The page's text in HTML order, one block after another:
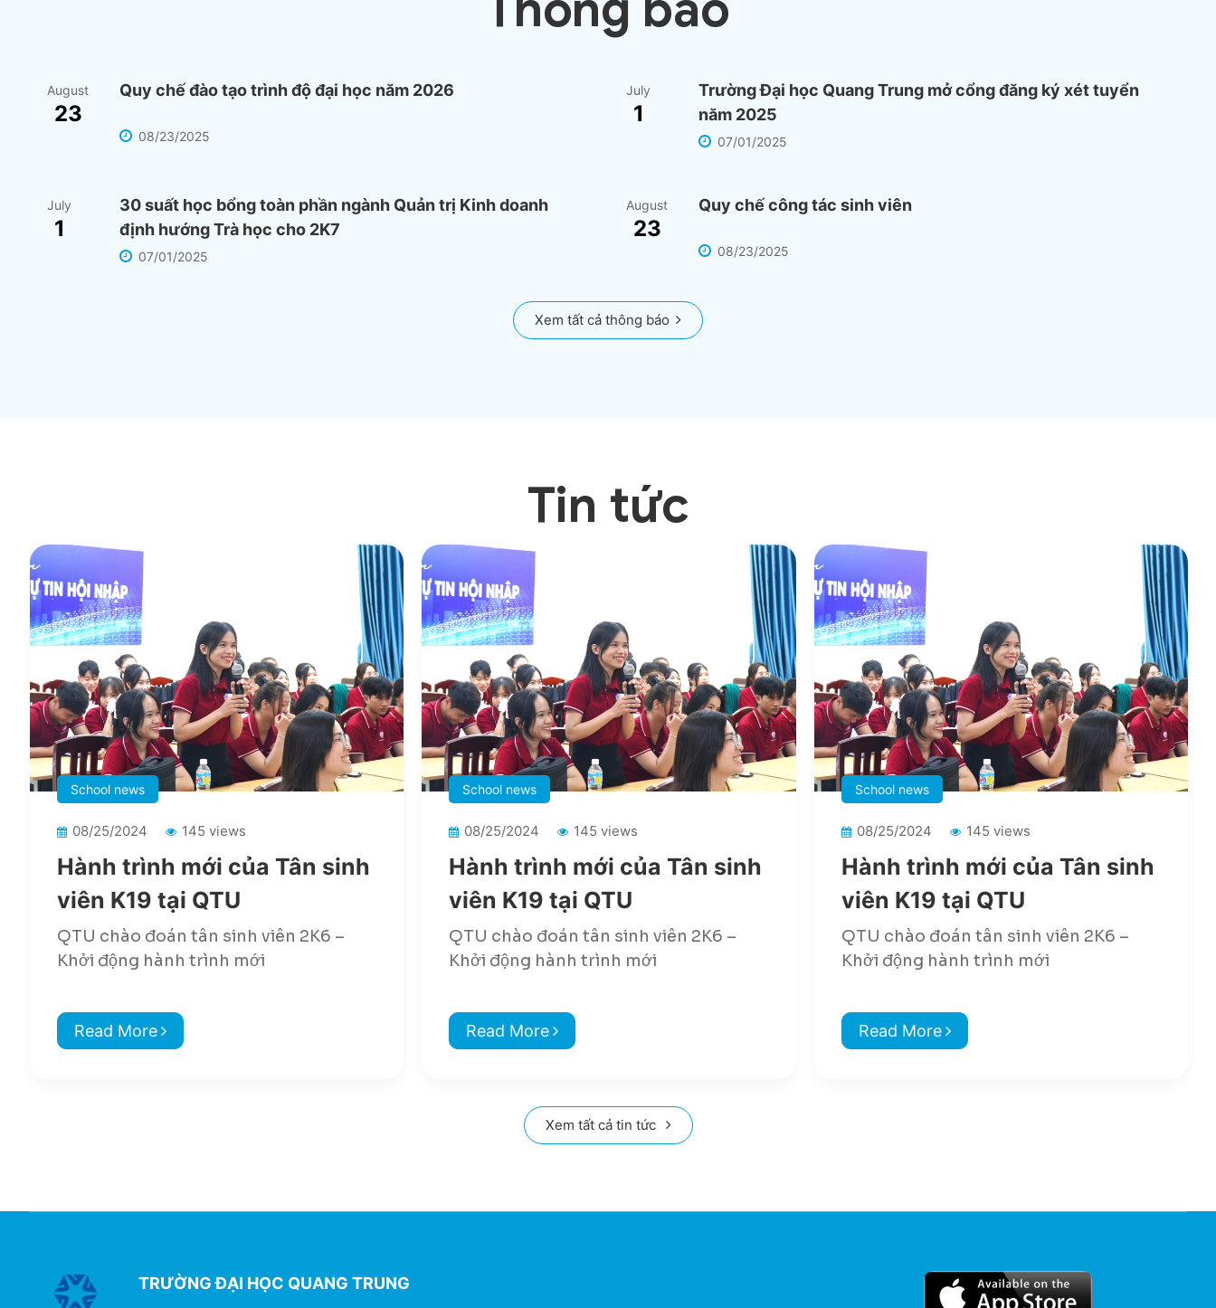
August
23
Quy chế đào tạo trình độ đại học năm 2026
08/23/2025
July
1
Trường Đại học Quang Trung mở cổng đăng ký xét tuyển
năm 2025
07/01/2025
July
1
30 suất học bổng toàn phần ngành Quản trị Kinh doanh
định hướng Trà học cho 2K7
07/01/2025
August
23
Quy chế công tác sinh viên
08/23/2025
Xem tất cả thông báo
Tin tức
School news
08/25/2024 145 views
Hành trình mới của Tân sinh
viên K19 tại QTU
QTU chào đoán tân sinh viên 2K6 –
Khởi động hành trình mới
Read More
School news
08/25/2024 145 views
Hành trình mới của Tân sinh
viên K19 tại QTU
QTU chào đoán tân sinh viên 2K6 –
Khởi động hành trình mới
Read More
School news
08/25/2024 145 views
Hành trình mới của Tân sinh
viên K19 tại QTU
QTU chào đoán tân sinh viên 2K6 –
Khởi động hành trình mới
Read More
Xem tất cả tin tức
TRƯỜNG ĐẠI HỌC QUANG TRUNG